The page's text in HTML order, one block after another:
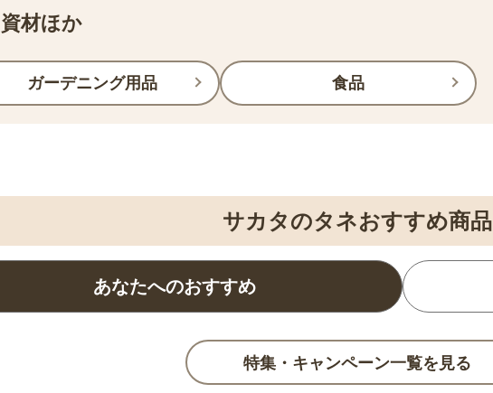
資材ほか
ガーデニング用品 食品
サカタのタネおすすめ商品
あなたへのおすすめ
特集・キャンペーン一覧を見る